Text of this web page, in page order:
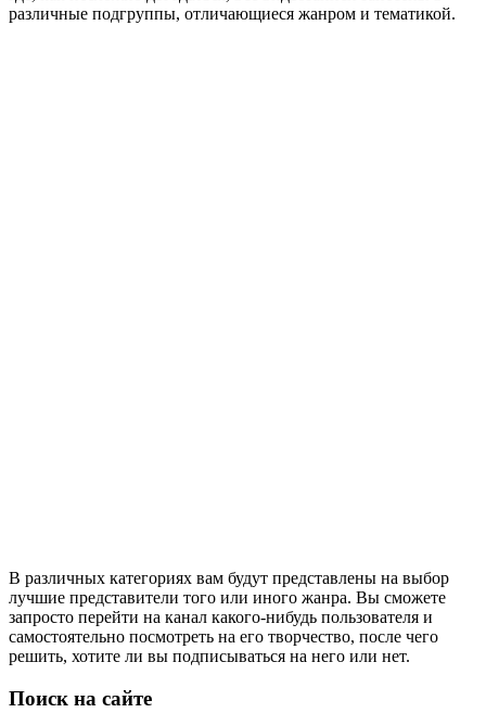
различные подгруппы, отличающиеся жанром и тематикой.
В различных категориях вам будут представлены на выбор
лучшие представители того или иного жанра. Вы сможете
запросто перейти на канал какого-нибудь пользователя и
самостоятельно посмотреть на его творчество, после чего
решить, хотите ли вы подписываться на него или нет.
Поиск на сайте